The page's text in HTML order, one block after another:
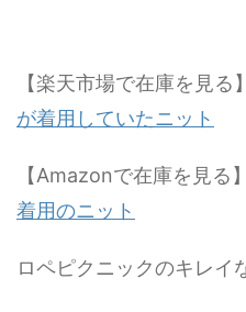
【楽天市場で在庫を見
が着用していたニット
【Amazonで在庫を見
着用のニット
ロペピクニックのキレイ